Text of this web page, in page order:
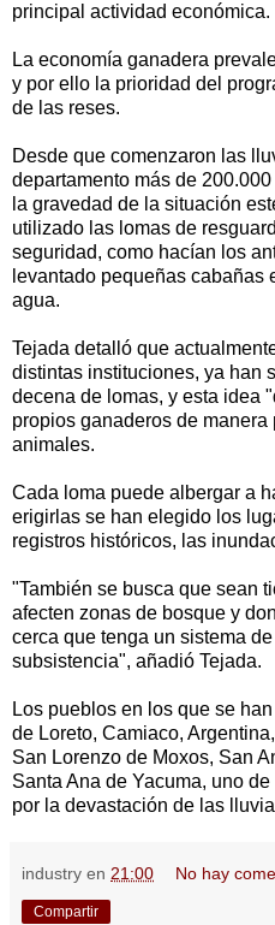
principal actividad económica.
La economía ganadera
y por ello la prioridad del
de las reses.
Desde que comenzaron las
departamento más de
la gravedad de la situación
utilizado las lomas de
seguridad, como hacían los
levantado pequeñas cabañas
agua.
Tejada detalló que
distintas instituciones, ya han
decena de lomas, y esta idea
propios ganaderos de
animales.
Cada loma puede albergar a
erigirlas se han elegido los
registros históricos, las
"También se busca que sean
afecten zonas de bosque y
cerca que tenga un sistema
subsistencia", añadió Tejada.
Los pueblos en los que se
de Loreto, Camiaco,
San Lorenzo de Moxos, San
Santa Ana de Yacuma, uno
por la devastación de las
industry en 21:00 No hay
Compartir